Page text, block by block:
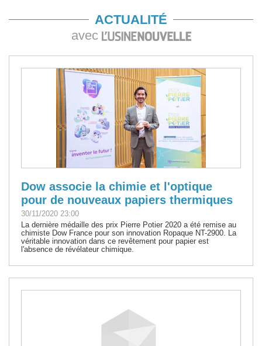
ACTUALITÉ
avec
Dow associe la chimie et l'optique
pour de nouveaux papiers thermiques
30/11/2020 23:00
La dernière médaille des prix Pierre Potier 2020 a été remise au
chimiste Dow France pour son innovation Ropaque NT-2900. La
véritable innovation dans ce revêtement pour papier est
l'absence de révélateur chimique.